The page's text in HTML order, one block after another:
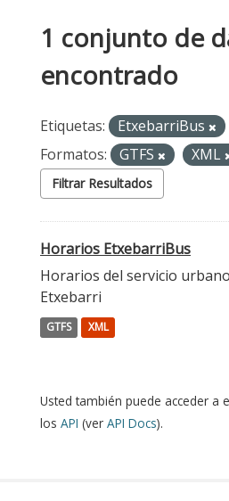
1 conjunto de
encontrado
Etiquetas: EtxebarriBus
Formatos:
GTFS XML
Filtrar Resultados
Horarios EtxebarriBus
Horarios del servicio
Etxebarri
GTFS XML
Usted también puede acceder a
los API (ver API Docs).